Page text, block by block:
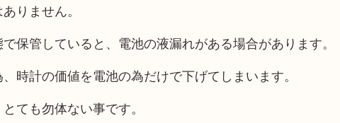
りません。
保管していると、電池の液漏れがある場合があります。
時計の価値を電池の為だけで下げてしまいます。
ても勿体ない事です。